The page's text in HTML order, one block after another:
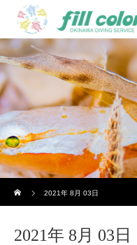
2021年 8月 03日
2021年 8月 03日